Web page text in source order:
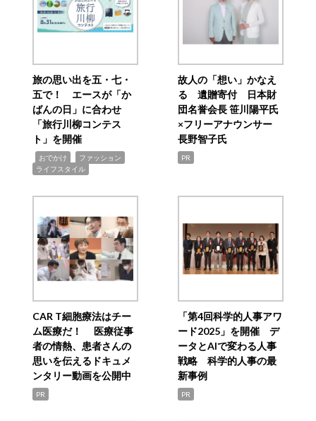
旅の思い出を五・七・
五で！ エースが「か
ばんの日」に合わせ
「旅行川柳コンテス
ト」を開催
おでかけ ファッション
ライフスタイル
故人の「想い」かなえ
る 遺贈寄付 日本財
団名誉会長 笹川陽平氏
×フリーアナウンサー
長野智子氏
PR
CAR T細胞療法はチー
ム医療だ！ 医療従事
者の情熱、患者さんの
思いを伝えるドキュメ
ンタリー動画を公開中
PR
「第4回科学的人事アワ
ード2025」を開催 デ
ータとAIで変わる人事
戦略 科学的人事の最
新事例
PR